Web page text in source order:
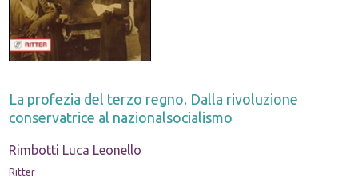
La profezia del terzo regno. Dalla rivoluzione
conservatrice al nazionalsocialismo
Rimbotti Luca Leonello
Ritter